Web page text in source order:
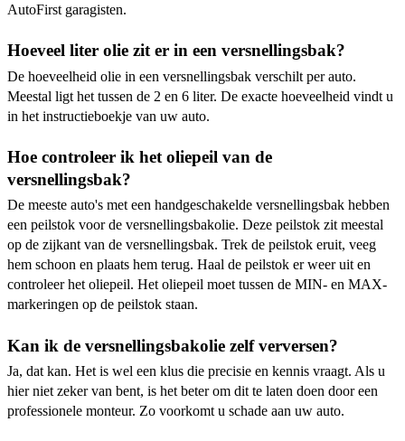
AutoFirst garagisten.
Hoeveel liter olie zit er in een versnellingsbak?
De hoeveelheid olie in een versnellingsbak verschilt per auto.
Meestal ligt het tussen de 2 en 6 liter. De exacte hoeveelheid vindt u
in het instructieboekje van uw auto.
Hoe controleer ik het oliepeil van de
versnellingsbak?
De meeste auto's met een handgeschakelde versnellingsbak hebben
een peilstok voor de versnellingsbakolie. Deze peilstok zit meestal
op de zijkant van de versnellingsbak. Trek de peilstok eruit, veeg
hem schoon en plaats hem terug. Haal de peilstok er weer uit en
controleer het oliepeil. Het oliepeil moet tussen de MIN- en MAX-
markeringen op de peilstok staan.
Kan ik de versnellingsbakolie zelf verversen?
Ja, dat kan. Het is wel een klus die precisie en kennis vraagt. Als u
hier niet zeker van bent, is het beter om dit te laten doen door een
professionele monteur. Zo voorkomt u schade aan uw auto.